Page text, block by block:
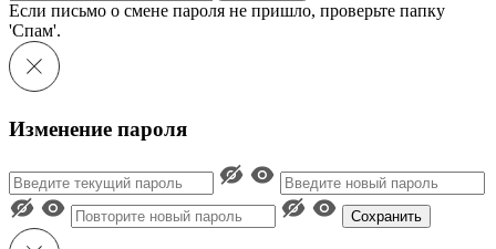
Если письмо о смене пароля не пришло, проверьте папку
'Спам'.
Изменение пароля
Сохранить